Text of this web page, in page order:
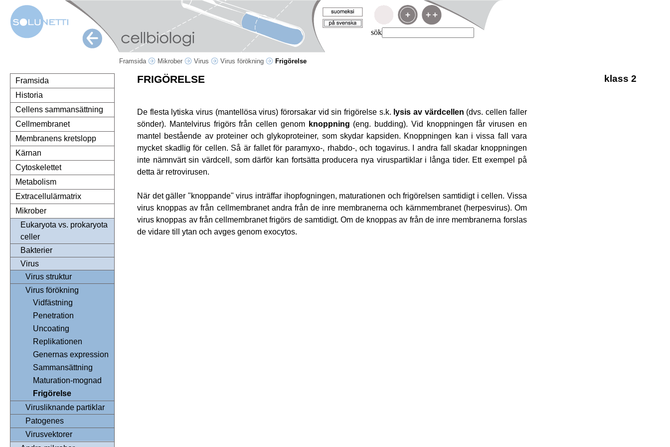
sök
Framsida Mikrober Virus Virus förökning Frigörelse
Framsida
Historia
Cellens sammansättning
Cellmembranet
Membranens kretslopp
Kärnan
Cytoskelettet
Metabolism
Extracellulärmatrix
Mikrober
Eukaryota vs. prokaryota
celler
Bakterier
Virus
Virus struktur
Virus förökning
Vidfästning
Penetration
Uncoating
Replikationen
Genernas expression
Sammansättning
Maturation-mognad
Frigörelse
Virusliknande partiklar
Patogenes
Virusvektorer
klass 2
FRIGÖRELSE
De flesta lytiska virus (mantellösa virus) förorsakar vid sin frigörelse s.k. lysis av värdcellen (dvs. cellen faller
sönder). Mantelvirus frigörs från cellen genom knoppning (eng. budding). Vid knoppningen får virusen en
mantel bestående av proteiner och glykoproteiner, som skydar kapsiden. Knoppningen kan i vissa fall vara
mycket skadlig för cellen. Så är fallet för paramyxo-, rhabdo-, och togavirus. I andra fall skadar knoppningen
inte nämnvärt sin värdcell, som därför kan fortsätta producera nya viruspartiklar i långa tider. Ett exempel på
detta är retrovirusen.
När det gäller "knoppande" virus inträffar ihopfogningen, maturationen och frigörelsen samtidigt i cellen. Vissa
virus knoppas av från cellmembranet andra från de inre membranerna och kärnmembranet (herpesvirus). Om
virus knoppas av från cellmembranet frigörs de samtidigt. Om de knoppas av från de inre membranerna forslas
de vidare till ytan och avges genom exocytos.